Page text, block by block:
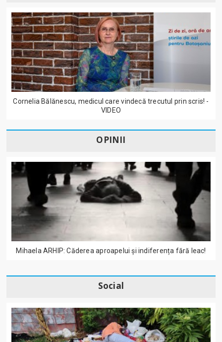
Cornelia Bălănescu, medicul care vindecă trecutul prin scris! -
VIDEO
OPINII
Mihaela ARHIP: Căderea aproapelui și indiferența fără leac!
Social